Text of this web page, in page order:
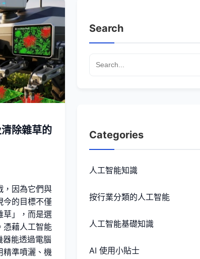
除雜草的
，因為它們與
今的目標不僅
草」，而是選
憑藉人工智能
器能透過電腦
精準噴灑、機
Search
Categories
人工智能知識
按行業分類的人工智能
人工智能基礎知識
AI 使用小貼士